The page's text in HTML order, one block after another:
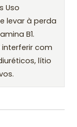
Uso
levar à perda
B1.
interferir com
lítio